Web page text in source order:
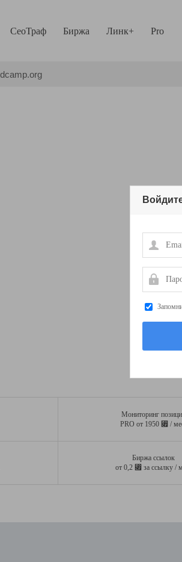
СеоТраф Биржа Линк+ Pro
Мониторинг
PRO от 1950 ⃏ /
Биржа ссылок
от 0,2 ⃏ за ссылку /
Email
Пароль